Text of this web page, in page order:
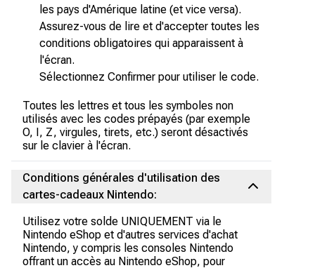
les pays d'Amérique latine (et vice versa).
Assurez-vous de lire et d'accepter toutes les
conditions obligatoires qui apparaissent à
l'écran.
Sélectionnez Confirmer pour utiliser le code.
Toutes les lettres et tous les symboles non
utilisés avec les codes prépayés (par exemple
O, I, Z, virgules, tirets, etc.) seront désactivés
sur le clavier à l'écran.
Conditions générales d'utilisation des
cartes-cadeaux Nintendo:
Utilisez votre solde UNIQUEMENT via le
Nintendo eShop et d'autres services d'achat
Nintendo, y compris les consoles Nintendo
offrant un accès au Nintendo eShop, pour